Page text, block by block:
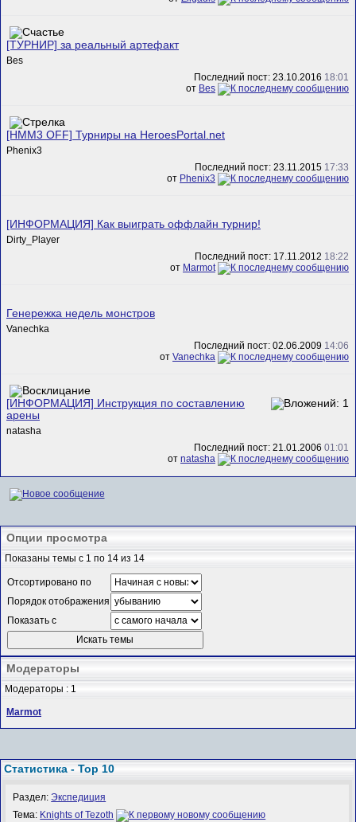
[ТУРНИР] за реальный артефакт
Bes
Последний пост: 23.10.2016 18:01
от Bes
[HMM3 OFF] Турниры на HeroesPortal.net
Phenix3
Последний пост: 23.11.2015 17:33
от Phenix3
[ИНФОРМАЦИЯ] Как выиграть оффлайн турнир!
Dirty_Player
Последний пост: 17.11.2012 18:22
от Marmot
Генережка недель монстров
Vanechka
Последний пост: 02.06.2009 14:06
от Vanechka
[ИНФОРМАЦИЯ] Инструкция по составлению
арены
natasha
Последний пост: 21.01.2006 01:01
от natasha
Опции просмотра
Показаны темы с 1 по 14 из 14
Отсортировано по
Порядок отображения
Показать с
Модераторы
Модераторы : 1
Marmot
Статистика - Top 10
Раздел:Экспедиция
Тема: Knights of Tezoth